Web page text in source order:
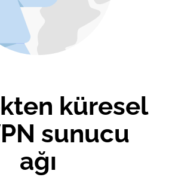
küresel
sunucu
ağı